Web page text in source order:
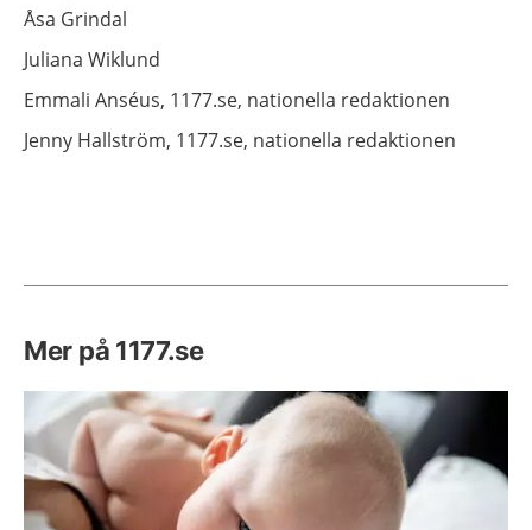
Åsa Grindal
Juliana Wiklund
Emmali Anséus, 1177.se, nationella redaktionen
Jenny Hallström, 1177.se, nationella redaktionen
Mer på 1177.se